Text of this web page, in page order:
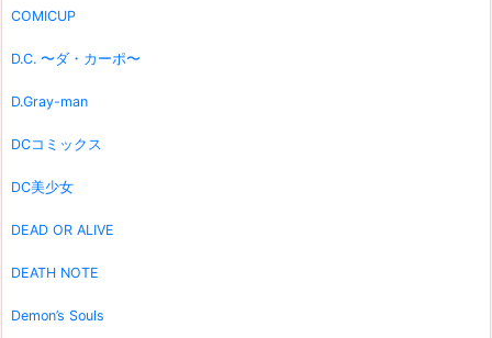
COMICUP
D.C. 〜ダ・カーポ〜
D.Gray-man
DCコミックス
DC美少女
DEAD OR ALIVE
DEATH NOTE
Demon’s Souls